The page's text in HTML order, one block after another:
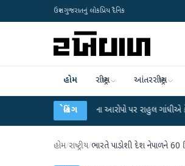
ઉત્તર ગુજરાતનું લોકપ્રિય દૈનિક
હોમ રાષ્ટ્રીય આંતરરાષ્ટ્રીય
બ્રેકિંગ
લીકના આરોપો પર રાહુલ ગાંધીએ કેન્દ્ર પર પ્રહાર કર્યા
હોમ/રાષ્ટ્રીય/ભારતે પાડોશી દેશ નેપાળને